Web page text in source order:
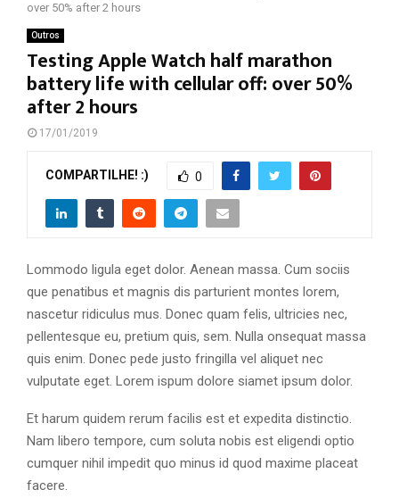
over 50% after 2 hours
Outros
Testing Apple Watch half marathon
battery life with cellular off: over 50%
after 2 hours
17/01/2019
COMPARTILHE! :) 0
Lommodo ligula eget dolor. Aenean massa. Cum sociis
que penatibus et magnis dis parturient montes lorem,
nascetur ridiculus mus. Donec quam felis, ultricies nec,
pellentesque eu, pretium quis, sem. Nulla onsequat massa
quis enim. Donec pede justo fringilla vel aliquet nec
vulputate eget. Lorem ispum dolore siamet ipsum dolor.
Et harum quidem rerum facilis est et expedita distinctio.
Nam libero tempore, cum soluta nobis est eligendi optio
cumquer nihil impedit quo minus id quod maxime placeat
facere.